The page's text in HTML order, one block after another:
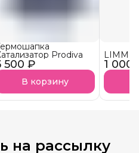
500 ₽
Prodiva
В корзину
1 000
LIMM
на рассылку